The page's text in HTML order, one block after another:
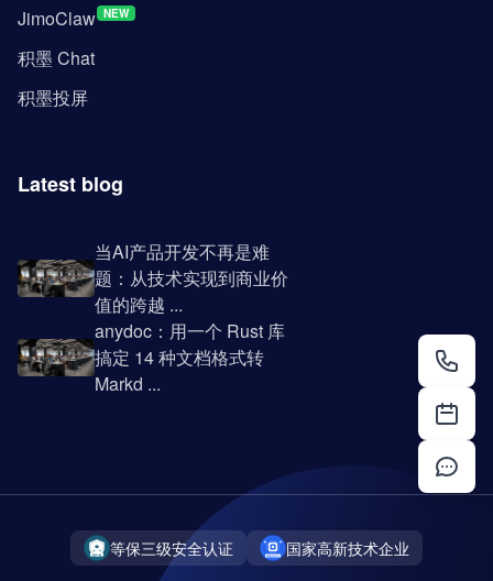
JimoClaw NEW
积墨 Chat
积墨投屏
Latest blog
当AI产品开发不再是难
题：从技术实现到商业价
值的跨越 ...
anydoc：用一个 Rust 库
搞定 14 种文档格式转
Markd ...
等保三级安全认证 国家高新技术企业